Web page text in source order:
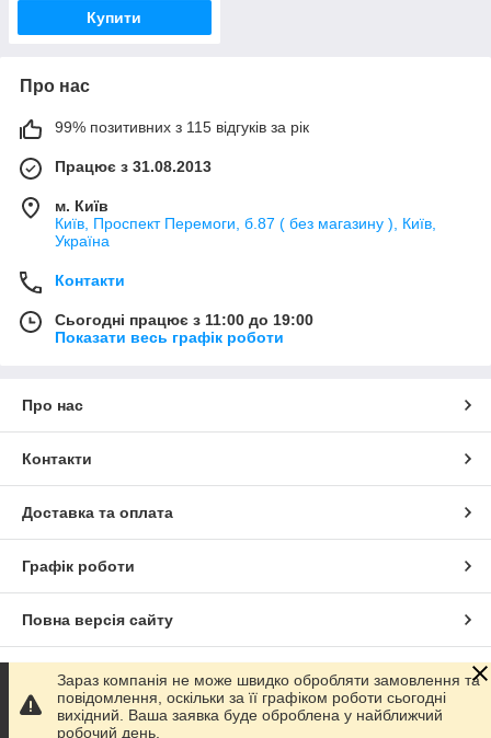
Купити
Про нас
99% позитивних з 115 відгуків за рік
Працює з 31.08.2013
м. Київ
Київ, Проспект Перемоги, б.87 ( без магазину ), Київ,
Україна
Контакти
Сьогодні працює з 11:00 до 19:00
Показати весь графік роботи
Про нас
Контакти
Доставка та оплата
Графік роботи
Повна версія сайту
Сайт створено на маркетплейсіProm.ua
Політика конфіденційності
Зараз компанія не може швидко обробляти замовлення та
повідомлення, оскільки за її графіком роботи сьогодні
вихідний. Ваша заявка буде оброблена у найближчий
робочий день.